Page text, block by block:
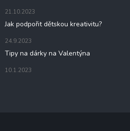
21.10.2023
Jak podpořit dětskou kreativitu?
24.9.2023
Tipy na dárky na Valentýna
10.1.2023